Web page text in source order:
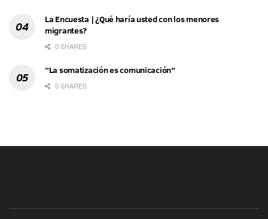
La Encuesta | ¿Qué haría usted con los menores
migrantes?
0 SHARES
“La somatización es comunicación”
0 SHARES